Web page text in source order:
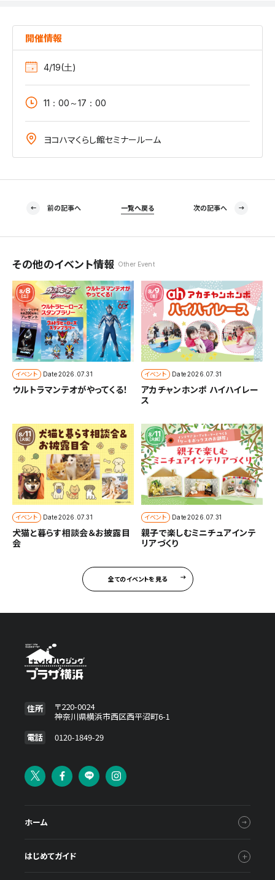
開催情報
4/19(土)
11：00～17：00
ヨコハマくらし館セミナールーム
前の記事へ 一覧へ戻る 次の記事へ
その他のイベント情報 Other Event
イベント Date2026.07.31
ウルトラマンテオがやってくる！
イベント Date2026.07.31
アカチャンホンポ ハイハイレー
ス
イベント Date2026.07.31
犬猫と暮らす相談会＆お披露目
会
イベント Date2026.07.31
親子で楽しむミニチュアインテ
リアづくり
全てのイベントを見る
住所
〒220-0024
神奈川県横浜市西区西平沼町6-1
電話
0120-1849-29
ホーム
はじめてガイド